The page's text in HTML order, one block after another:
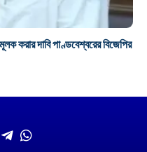
করার দাবি পাণ্ডবেশ্বরের বিজেপির